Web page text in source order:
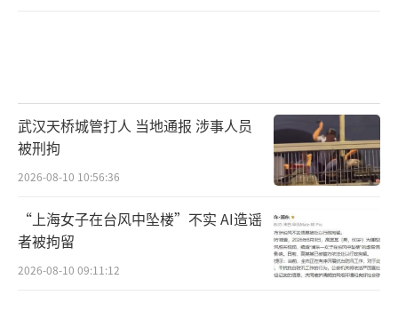
武汉天桥城管打人 当地通报 涉事人员
被刑拘
2026-08-10 10:56:36
“上海女子在台风中坠楼”不实 AI造谣
者被拘留
2026-08-10 09:11:12